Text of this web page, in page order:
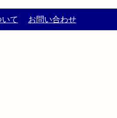
いて お問い合わせ